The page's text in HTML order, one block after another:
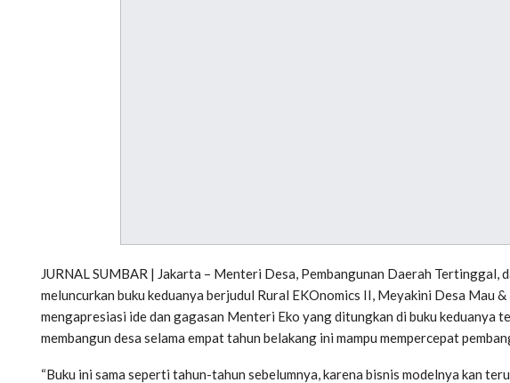
JURNAL SUMBAR | Jakarta – Menteri Desa, Pembangunan Daerah Tertinggal,
meluncurkan buku keduanya berjudul Rural EKOnomics II, Meyakini Desa Mau
mengapresiasi ide dan gagasan Menteri Eko yang ditungkan di buku keduanya
membangun desa selama empat tahun belakang ini mampu mempercepat
“Buku ini sama seperti tahun-tahun sebelumnya, karena bisnis modelnya kan